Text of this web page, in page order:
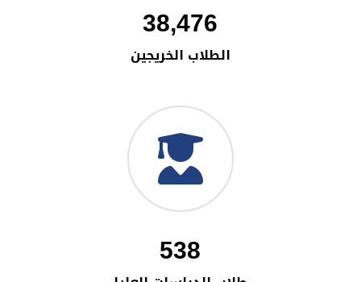
38,476
الطلاب الخريجين
538